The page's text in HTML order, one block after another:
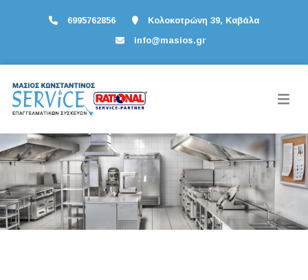
6995762856
Κολοκοτρώνη 39, Καβάλα
info@masios.gr